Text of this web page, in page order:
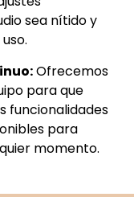
sea nítido y
Ofrecemos
para que
funcionalidades
para
momento.